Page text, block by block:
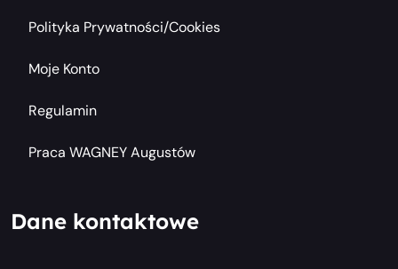
Polityka Prywatności/cookies
Moje Konto
Regulamin
Praca WAGNEY Augustów
Dane kontaktowe